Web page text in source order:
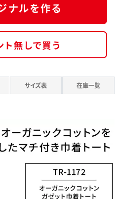
ナルを作る
ト無しで買う
サイズ表 在庫一覧